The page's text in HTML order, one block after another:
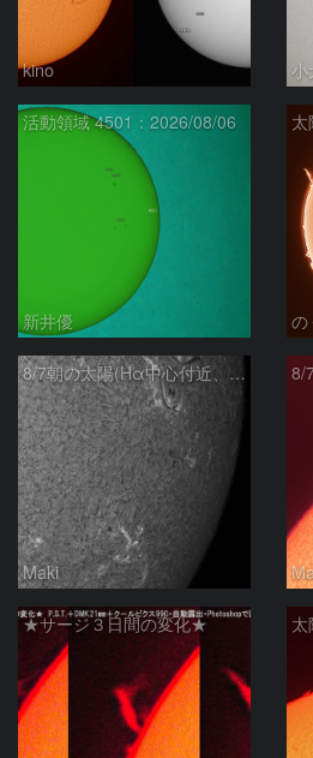
kino 小
活動領域 4501：2026/08/06
新井優 の
8/7朝の太陽(Hα中心付近、4498、4502付近)
Maki
★サージ３日間の変化★ 太